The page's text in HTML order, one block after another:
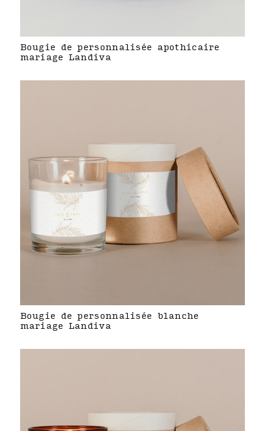
Bougie de personnalisée apothicaire
mariage Landiva
Bougie de personnalisée blanche
mariage Landiva